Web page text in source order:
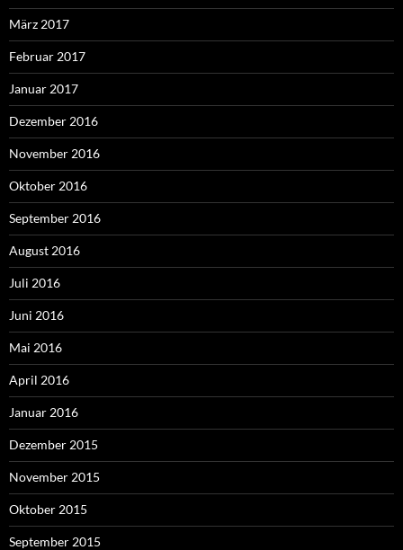
März 2017
Februar 2017
Januar 2017
Dezember 2016
November 2016
Oktober 2016
September 2016
August 2016
Juli 2016
Juni 2016
Mai 2016
April 2016
Januar 2016
Dezember 2015
November 2015
Oktober 2015
September 2015